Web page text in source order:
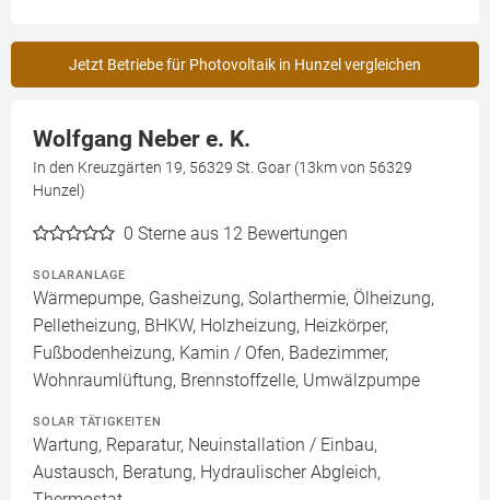
Jetzt Betriebe für Photovoltaik in Hunzel vergleichen
Wolfgang Neber e. K.
In den Kreuzgärten 19, 56329 St. Goar (13km von 56329
Hunzel)
0 Sterne aus 12 Bewertungen
SOLARANLAGE
Wärmepumpe, Gasheizung, Solarthermie, Ölheizung,
Pelletheizung, BHKW, Holzheizung, Heizkörper,
Fußbodenheizung, Kamin / Ofen, Badezimmer,
Wohnraumlüftung, Brennstoffzelle, Umwälzpumpe
SOLAR TÄTIGKEITEN
Wartung, Reparatur, Neuinstallation / Einbau,
Austausch, Beratung, Hydraulischer Abgleich,